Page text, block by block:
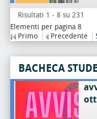
Risultati 1 - 8 su 231
Elementi per pagina 8
Primo
Precedente
BACHECA